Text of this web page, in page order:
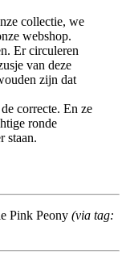
collectie, we
webshop.
Er circuleren
van deze
zijn dat
correcte. En ze
ronde
staan.
Pink Peony (via tag: